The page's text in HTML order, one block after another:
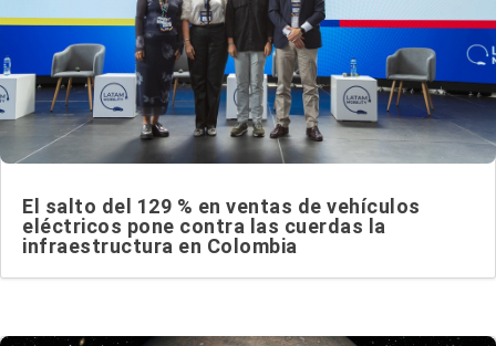
El salto del 129 % en ventas de vehículos
eléctricos pone contra las cuerdas la
infraestructura en Colombia